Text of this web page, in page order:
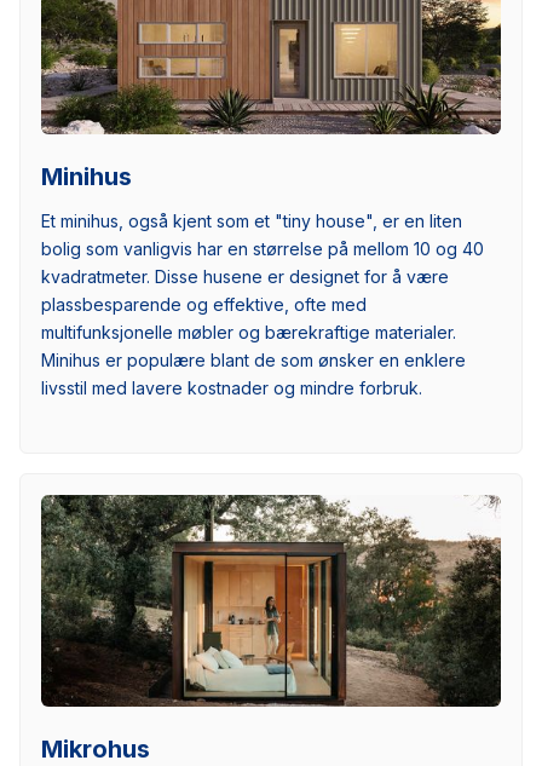
Minihus
Et minihus, også kjent som et "tiny house", er en liten
bolig som vanligvis har en størrelse på mellom 10 og 40
kvadratmeter. Disse husene er designet for å være
plassbesparende og effektive, ofte med
multifunksjonelle møbler og bærekraftige materialer.
Minihus er populære blant de som ønsker en enklere
livsstil med lavere kostnader og mindre forbruk.
Mikrohus